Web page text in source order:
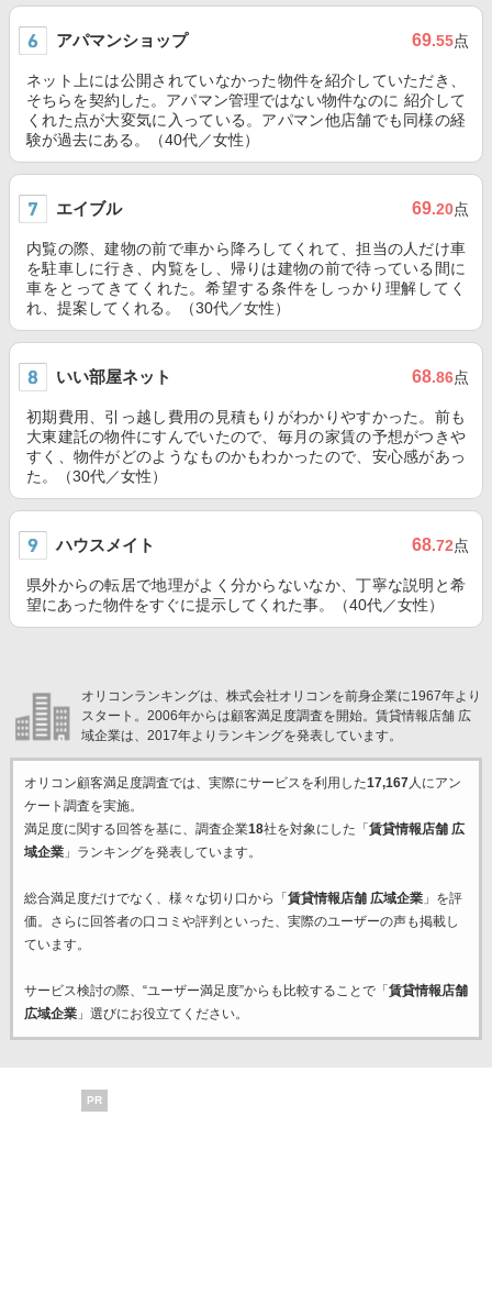
アパマンショップ 69.55点
ネット上には公開されていなかった物件を紹介していただき、
そちらを契約した。アパマン管理ではない物件なのに 紹介して
くれた点が大変気に入っている。アパマン他店舗でも同様の経
験が過去にある。（40代／女性）
エイブル 69.20点
内覧の際、建物の前で車から降ろしてくれて、担当の人だけ車
を駐車しに行き、内覧をし、帰りは建物の前で待っている間に
車をとってきてくれた。希望する条件をしっかり理解してく
れ、提案してくれる。（30代／女性）
いい部屋ネット 68.86点
初期費用、引っ越し費用の見積もりがわかりやすかった。前も
大東建託の物件にすんでいたので、毎月の家賃の予想がつきや
すく、物件がどのようなものかもわかったので、安心感があっ
た。（30代／女性）
ハウスメイト 68.72点
県外からの転居で地理がよく分からないなか、丁寧な説明と希
望にあった物件をすぐに提示してくれた事。（40代／女性）
オリコンランキングは、株式会社オリコンを前身企業に1967年より
スタート。2006年からは顧客満足度調査を開始。賃貸情報店舗 広
域企業は、2017年よりランキングを発表しています。
オリコン顧客満足度調査では、実際にサービスを利用した17,167人にアン
ケート調査を実施。
満足度に関する回答を基に、調査企業18社を対象にした「 賃貸情報店舗 広
域企業」ランキングを発表しています。
総合満足度だけでなく、様々な切り口から「 賃貸情報店舗 広域企業」を評
価。さらに回答者の口コミや評判といった、実際のユーザーの声も掲載し
ています。
サービス検討の際、“ユーザー満足度”からも比較することで「 賃貸情報店舗
広域企業」選びにお役立てください。
PR